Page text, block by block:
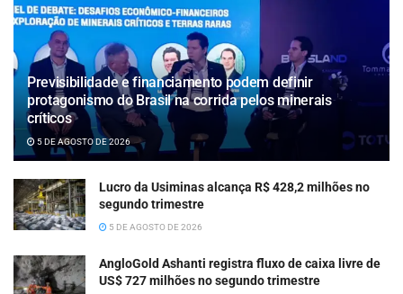
Previsibilidade e financiamento podem definir
protagonismo do Brasil na corrida pelos minerais
críticos
5 DE AGOSTO DE 2026
Lucro da Usiminas alcança R$ 428,2 milhões no
segundo trimestre
5 DE AGOSTO DE 2026
AngloGold Ashanti registra fluxo de caixa livre de
US$ 727 milhões no segundo trimestre